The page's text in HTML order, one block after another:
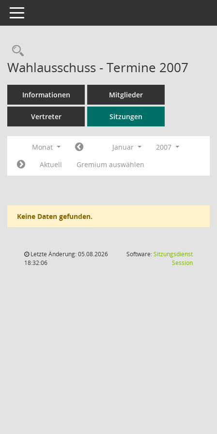
Toggle navigation
Rechercheauswahl
Wahlausschuss - Termine 2007
Informationen Mitglieder
Vertreter Sitzungen
Monat Januar
2007
Aktuell
Gremium auswählen
Keine Daten gefunden.
Letzte Änderung: 05.08.2026
18:32:06
Software:Sitzungsdienst
Session(Wird in